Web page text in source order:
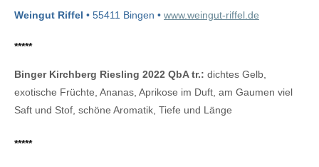
Weingut Riffel • 55411 Bingen • www.weingut-riffel.de
*****
Binger Kirchberg Riesling 2022 QbA tr.: dichtes Gelb,
exotische Früchte, Ananas, Aprikose im Duft, am Gaumen viel
Saft und Stof, schöne Aromatik, Tiefe und Länge
*****